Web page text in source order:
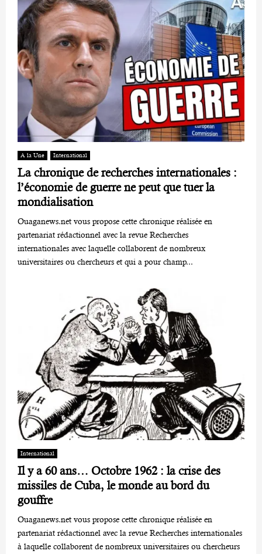
A la Une International
La chronique de recherches internationales :
l’économie de guerre ne peut que tuer la
mondialisation
Ouaganews.net vous propose cette chronique réalisée en
partenariat rédactionnel avec la revue Recherches
internationales avec laquelle collaborent de nombreux
universitaires ou chercheurs et qui a pour champ...
International
Il y a 60 ans… Octobre 1962 : la crise des
missiles de Cuba, le monde au bord du
gouffre
Ouaganews.net vous propose cette chronique réalisée en
partenariat rédactionnel avec la revue Recherches internationales
à laquelle collaborent de nombreux universitaires ou chercheurs